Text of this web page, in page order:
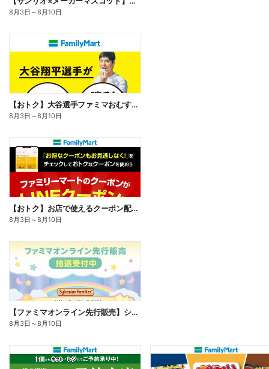
8月3日 ～8月10日
【おトク】大谷選手ファミマおむすび割
8月3日 ～8月10日
【おトク】お店で使えるクーポン配信中
8月3日 ～8月10日
【ファミマオンライン先行販売】シルバニアファミリー
8月3日 ～8月10日